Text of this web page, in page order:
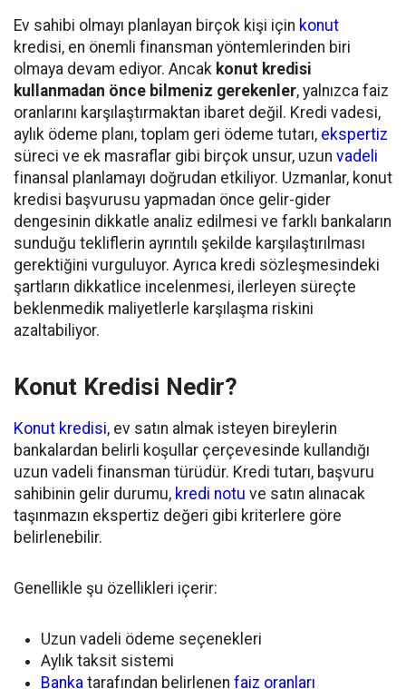
Ev sahibi olmayı planlayan birçok kişi için konut
kredisi, en önemli finansman yöntemlerinden biri
olmaya devam ediyor. Ancak konut kredisi
kullanmadan önce bilmeniz gerekenler, yalnızca faiz
oranlarını karşılaştırmaktan ibaret değil. Kredi vadesi,
aylık ödeme planı, toplam geri ödeme tutarı, ekspertiz
süreci ve ek masraflar gibi birçok unsur, uzun vadeli
finansal planlamayı doğrudan etkiliyor. Uzmanlar, konut
kredisi başvurusu yapmadan önce gelir-gider
dengesinin dikkatle analiz edilmesi ve farklı bankaların
sunduğu tekliflerin ayrıntılı şekilde karşılaştırılması
gerektiğini vurguluyor. Ayrıca kredi sözleşmesindeki
şartların dikkatlice incelenmesi, ilerleyen süreçte
beklenmedik maliyetlerle karşılaşma riskini
azaltabiliyor.
Konut Kredisi Nedir?
Konut kredisi, ev satın almak isteyen bireylerin
bankalardan belirli koşullar çerçevesinde kullandığı
uzun vadeli finansman türüdür. Kredi tutarı, başvuru
sahibinin gelir durumu, kredi notu ve satın alınacak
taşınmazın ekspertiz değeri gibi kriterlere göre
belirlenebilir.
Genellikle şu özellikleri içerir:
Uzun vadeli ödeme seçenekleri
Aylık taksit sistemi
Banka tarafından belirlenen faiz oranları